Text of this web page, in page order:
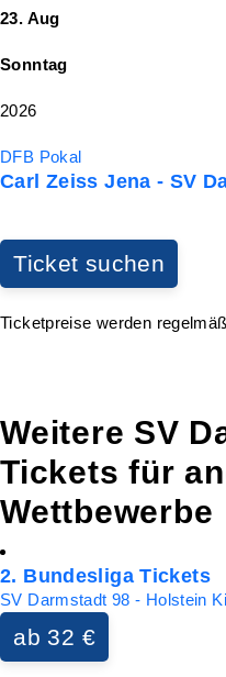
23. Aug
Sonntag
2026
DFB Pokal
Carl Zeiss Jena - SV
Ticket suchen
Ticketpreise werden
Weitere SV
Tickets für
Wettbewerbe
2. Bundesliga Tickets
SV Darmstadt 98 - Holstein
ab 32 €